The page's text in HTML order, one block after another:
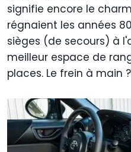
signifie encore le
régnaient les années
sièges (de secours) à
meilleur espace de
places. Le frein à main